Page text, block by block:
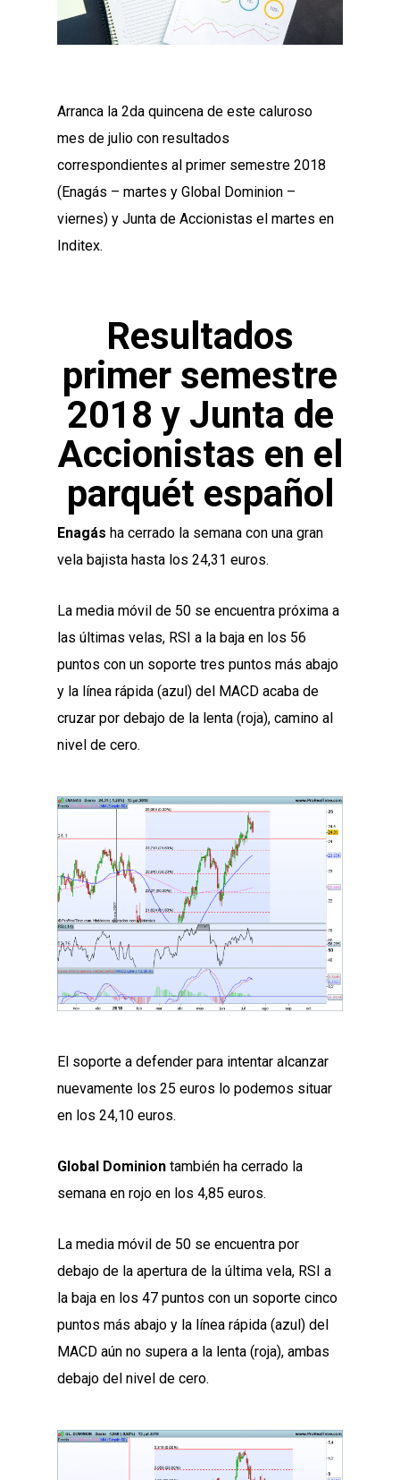
Arranca la 2da quincena de este caluroso
mes de julio con resultados
correspondientes al primer semestre 2018
(Enagás – martes y Global Dominion –
viernes) y Junta de Accionistas el martes en
Inditex.
Resultados
primer semestre
2018 y Junta de
Accionistas en el
parquét español
Enagás ha cerrado la semana con una gran
vela bajista hasta los 24,31 euros.
La media móvil de 50 se encuentra próxima a
las últimas velas, RSI a la baja en los 56
puntos con un soporte tres puntos más abajo
y la línea rápida (azul) del MACD acaba de
cruzar por debajo de la lenta (roja), camino al
nivel de cero.
El soporte a defender para intentar alcanzar
nuevamente los 25 euros lo podemos situar
en los 24,10 euros.
Global Dominion también ha cerrado la
semana en rojo en los 4,85 euros.
La media móvil de 50 se encuentra por
debajo de la apertura de la última vela, RSI a
la baja en los 47 puntos con un soporte cinco
puntos más abajo y la línea rápida (azul) del
MACD aún no supera a la lenta (roja), ambas
debajo del nivel de cero.